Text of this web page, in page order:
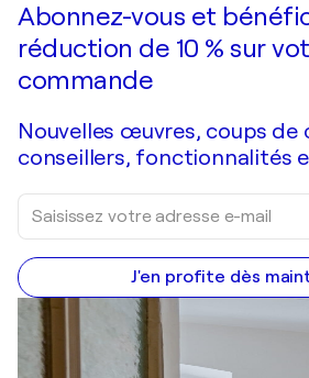
Je passe
Abonnez-vous et
réduction de 10 % sur
commande
Nouvelles œuvres, coups
conseillers, fonctionnalités
J'en profite dès